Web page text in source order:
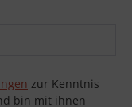
zur Kenntnis
bin mit ihnen